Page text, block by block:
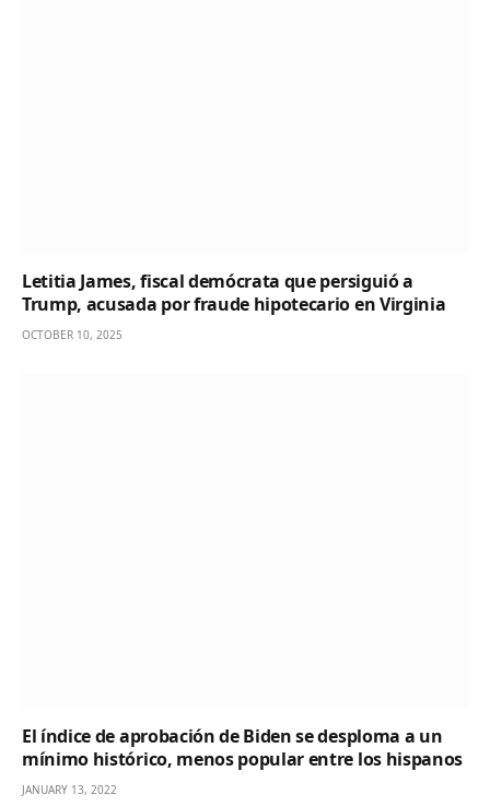
Letitia James, fiscal demócrata que persiguió a
Trump, acusada por fraude hipotecario en Virginia
OCTOBER 10, 2025
El índice de aprobación de Biden se desploma a un
mínimo histórico, menos popular entre los hispanos
JANUARY 13, 2022